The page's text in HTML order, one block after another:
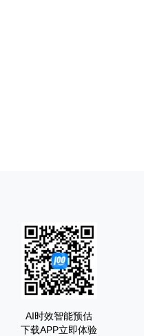
AI时效智能预估
下载APP立即体验